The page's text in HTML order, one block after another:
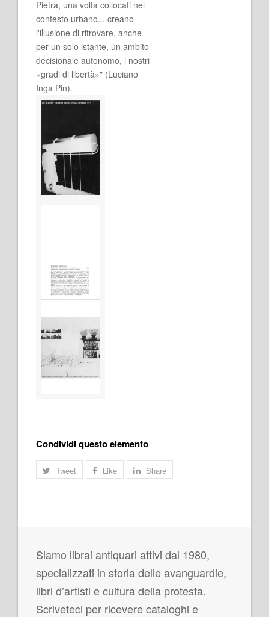
Pietra, una volta collocati nel
contesto urbano... creano
l'illusione di ritrovare, anche
per un solo istante, un ambito
decisionale autonomo, i nostri
«gradi di libertà»" (Luciano
Inga Pin).
Condividi questo elemento
Tweet Like Share
Siamo librai antiquari attivi dal 1980,
specializzati in storia delle avanguardie,
libri d’artisti e cultura della protesta.
Scriveteci per ricevere cataloghi e